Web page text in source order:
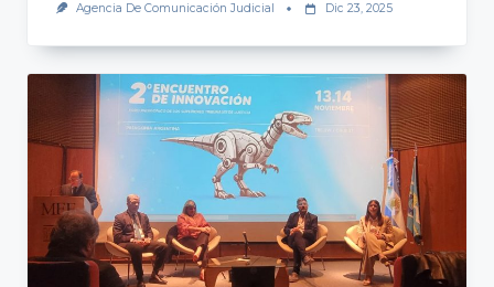
Agencia De Comunicación Judicial Dic 23, 2025